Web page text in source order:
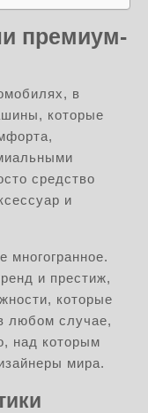
премиум-
в
которые
средство
и
и престиж,
которые
любом случае,
над которым
мира.